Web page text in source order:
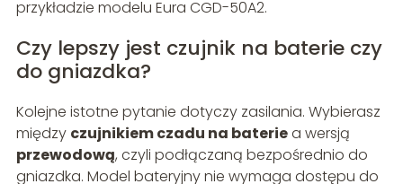
przykładzie modelu Eura CGD-50A2.
Czy lepszy jest czujnik na baterie czy
do gniazdka?
Kolejne istotne pytanie dotyczy zasilania. Wybierasz
między czujnikiem czadu na bateriea wersją
przewodową, czyli podłączaną bezpośrednio do
gniazdka. Model bateryjny nie wymaga dostępu do